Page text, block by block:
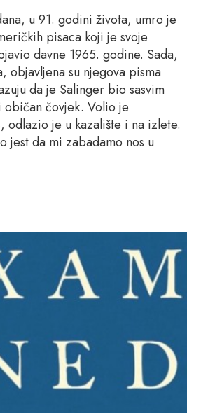
u 91. godini života, umro je
pisaca koji je svoje
davne 1965. godine. Sada,
objavljena su njegova pisma
da je Salinger bio sasvim
običan čovjek. Volio je
odlazio je u kazalište i na izlete.
jest da mi zabadamo nos u